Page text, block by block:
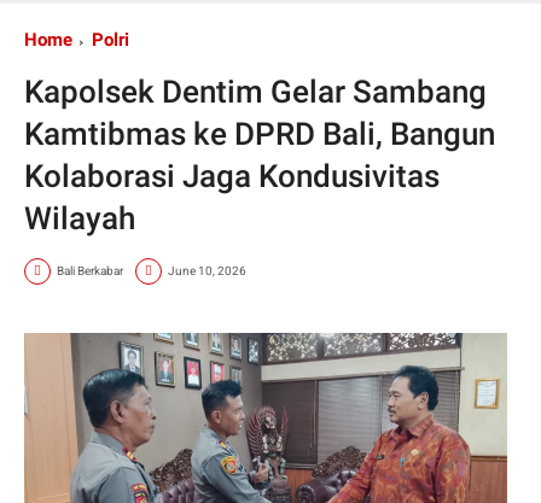
Home Polri
Kapolsek Dentim Gelar Sambang
Kamtibmas ke DPRD Bali, Bangun
Kolaborasi Jaga Kondusivitas
Wilayah
Bali Berkabar June 10, 2026